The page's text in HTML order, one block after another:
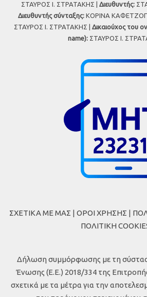
ΣΤΑΥΡΟΣ Ι. ΣΤΡΑΤΑΚΗΣ | Διευθυντής:
Διευθυντής σύνταξης:ΚΟΡΙΝΑ
ΣΤΑΥΡΟΣ Ι. ΣΤΡΑΤΑΚΗΣ | Δικαιούχος του
name):ΣΤΑΥΡΟΣ Ι.
ΣΧΕΤΙΚΑ ΜΕ ΜΑΣ | ΟΡΟΙ ΧΡΗΣΗΣ |
ΠΟΛΙΤΙΚΗ
Δήλωση συμμόρφωσης με τη
Ένωσης (Ε.Ε.) 2018/334 της
σχετικά με τα μέτρα για την